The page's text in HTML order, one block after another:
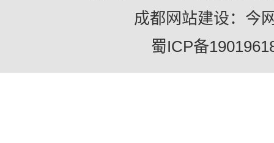
成都网站建设：今
蜀ICP备